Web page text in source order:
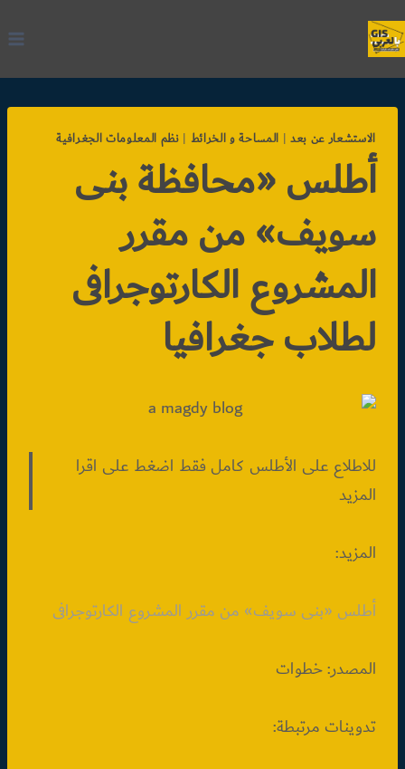
التجاوز
إلى
المحتوى
الاستشعار عن بعد| المساحة و الخرائط | نظم المعلومات الجغرافية
أطلس «محافظة بنى
سويف» من مقرر
المشروع الكارتوجرافى
لطلاب جغرافيا
للاطلاع على الأطلس كامل فقط اضغط على اقرا
المزيد
المزيد:
أطلس «بنى سويف» من مقرر المشروع الكارتوجرافى
المصدر: خطوات
تدوينات مرتبطة: